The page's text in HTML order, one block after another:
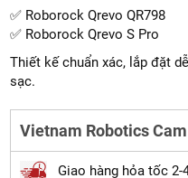
✅ Roborock Qrevo QR798
✅ Roborock Qrevo S Pro
Thiết kế chuẩn xác, lắp đặt
sạc.
Vietnam Robotics
Giao hàng hỏa tốc